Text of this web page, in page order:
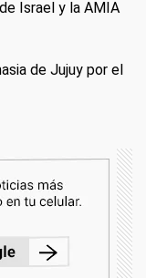
Israel y la AMIA
de Jujuy por el